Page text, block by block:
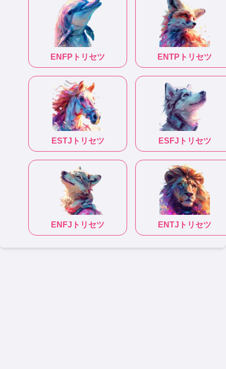
ENFP トリセツ ENTP トリセツ
ESTJ トリセツ ESFJ トリセツ
ENFJ トリセツ ENTJ トリセツ